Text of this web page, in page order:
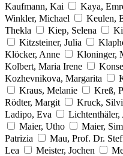
Kaufmann, Kai
Kaya,
Winkler, Michael
Keulen,
Thekla
Kiep, Selena
Kitzsteiner, Julia
Klöcker, Anne
Kloninger,
Kolbert, Maria Irene
Kozhevnikova, Margarita
Kraus, Melanie
Kreß,
Rödter, Margit
Kruck,
Ladipo, Eva
Lichtenthäler,
Maier, Utho
Maier,
Patrizia
Mau, Prof. Dr.
Lea
Meister, Jochen